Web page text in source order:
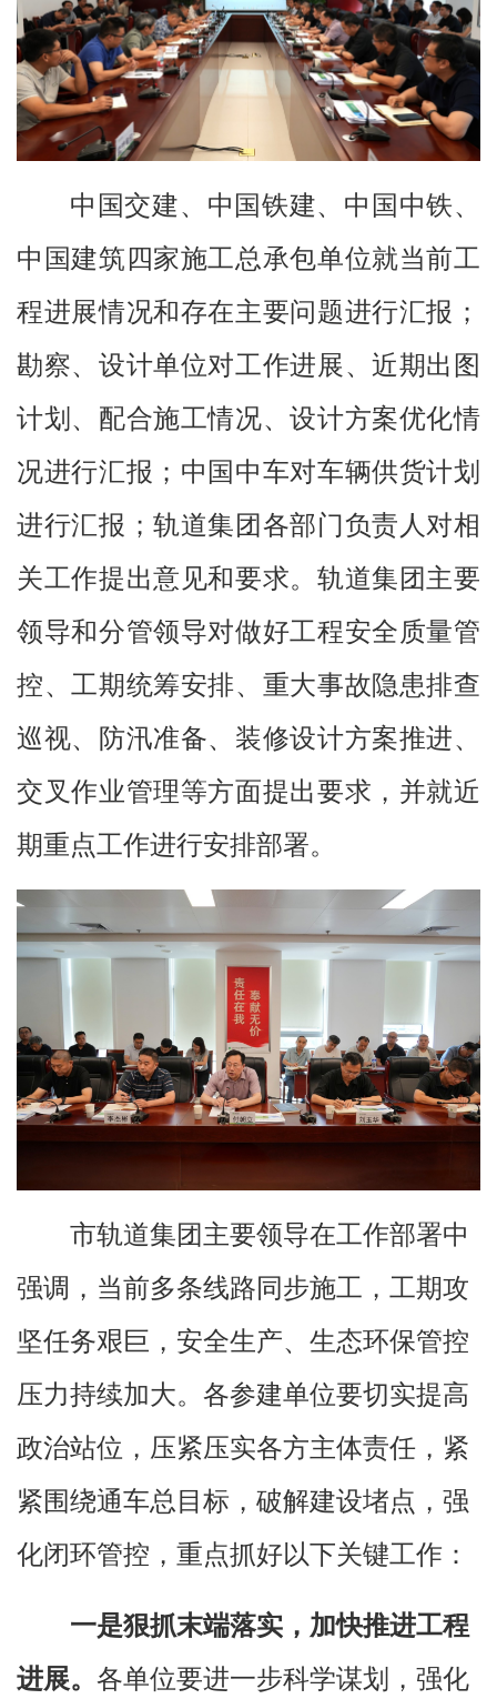
中国交建、中国铁建、中国中铁、
中国建筑四家施工总承包单位就当前工
程进展情况和存在主要问题进行汇报；
勘察、设计单位对工作进展、近期出图
计划、配合施工情况、设计方案优化情
况进行汇报；中国中车对车辆供货计划
进行汇报；轨道集团各部门负责人对相
关工作提出意见和要求。轨道集团主要
领导和分管领导对做好工程安全质量管
控、工期统筹安排、重大事故隐患排查
巡视、防汛准备、装修设计方案推进、
交叉作业管理等方面提出要求，并就近
期重点工作进行安排部署。
市轨道集团主要领导在工作部署中
强调，当前多条线路同步施工，工期攻
坚任务艰巨，安全生产、生态环保管控
压力持续加大。各参建单位要切实提高
政治站位，压紧压实各方主体责任，紧
紧围绕通车总目标，破解建设堵点，强
化闭环管控，重点抓好以下关键工作：
一是狠抓末端落实，加快推进工程
进展。 各单位要进一步科学谋划，强化